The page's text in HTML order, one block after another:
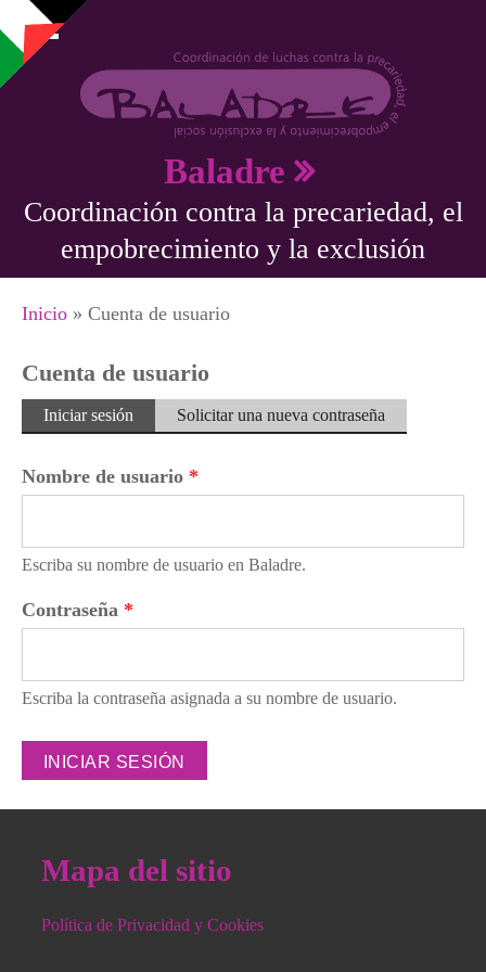
Pasar al contenido principal
Baladre
Coordinación contra la precariedad, el
empobrecimiento y la exclusión
Se encuentra usted aquí
Inicio » Cuenta de usuario
Cuenta de usuario
Solapas principales
Iniciar sesión (solapaSolicitar una nueva contraseña
Nombre de usuario *
Escriba su nombre de usuario en Baladre.
Contraseña *
Escriba la contraseña asignada a su nombre de usuario.
Mapa del sitio
Política de Privacidad y Cookies